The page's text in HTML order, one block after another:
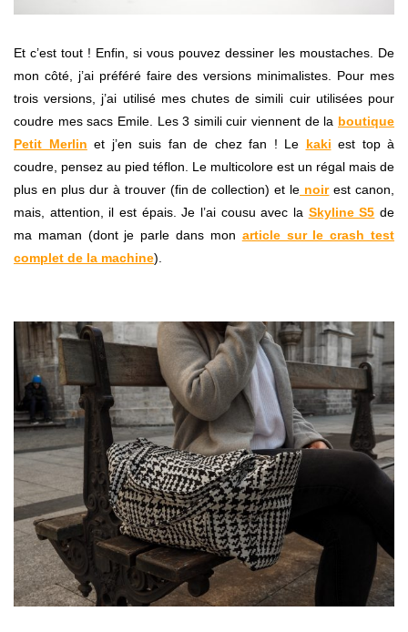
Et c’est tout ! Enfin, si vous pouvez dessiner les moustaches. De
mon côté, j’ai préféré faire des versions minimalistes. Pour mes
trois versions, j’ai utilisé mes chutes de simili cuir utilisées pour
coudre mes sacs Emile. Les 3 simili cuir viennent de la boutique
Petit Merlin et j’en suis fan de chez fan ! Le kaki est top à
coudre, pensez au pied téflon. Le multicolore est un régal mais de
plus en plus dur à trouver (fin de collection) et le noirest canon,
mais, attention, il est épais. Je l’ai cousu avec la Skyline S5 de
ma maman (dont je parle dans mon article sur le crash test
complet de la machine).